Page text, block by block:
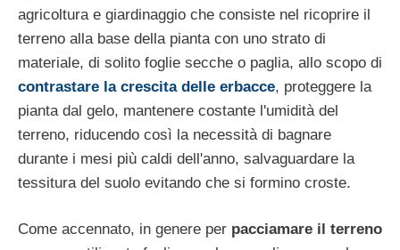
agricoltura e giardinaggio che consiste nel ricoprire il
terreno alla base della pianta con uno strato di
materiale, di solito foglie secche o paglia, allo scopo di
contrastare la crescita delle erbacce, proteggere la
pianta dal gelo, mantenere costante l'umidità del
terreno, riducendo così la necessità di bagnare
durante i mesi più caldi dell'anno, salvaguardare la
tessitura del suolo evitando che si formino croste.
Come accennato, in genere per pacciamare il terreno